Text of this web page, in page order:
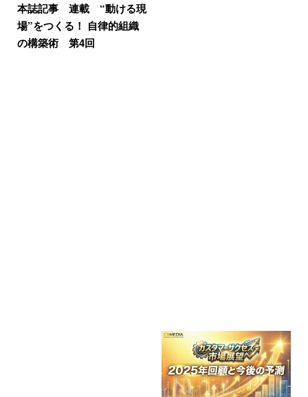
本誌記事 連載 “動ける現
場”をつくる！ 自律的組織
の構築術 第4回